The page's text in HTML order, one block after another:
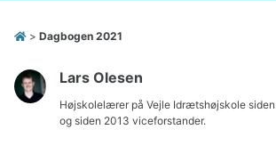
> Dagbogen 2021
Lars Olesen
Højskolelærer på Vejle Idrætshøjskole siden
og siden 2013 viceforstander.